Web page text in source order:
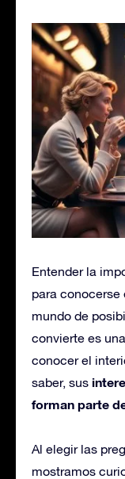
Entender la
para conocerse
mundo de
convierte es
conocer el
saber, sus
forman parte
Al elegir las
mostramos